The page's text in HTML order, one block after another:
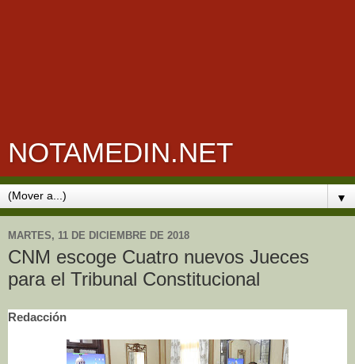
NOTAMEDIN.NET
▼
MARTES, 11 DE DICIEMBRE DE 2018
CNM escoge Cuatro nuevos Jueces
para el Tribunal Constitucional
Redacción